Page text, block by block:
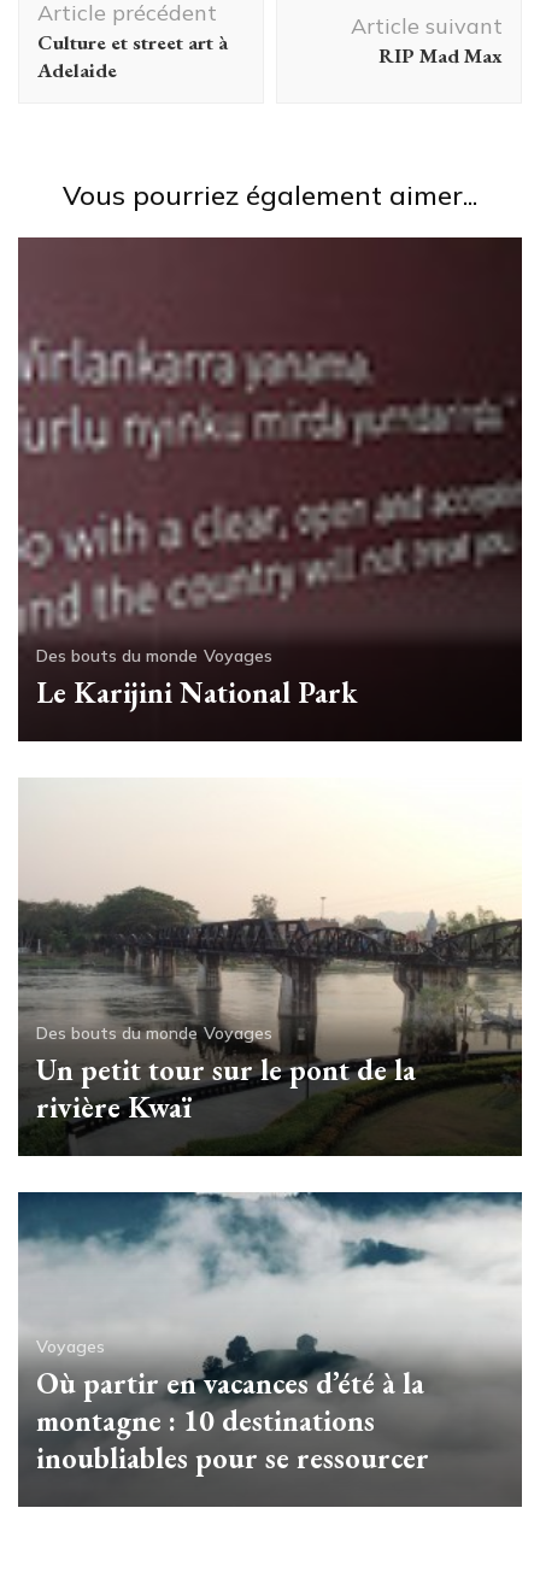
d'article
Article précédent
Culture et street art à
Adelaide
Article suivant
RIP Mad Max
Vous pourriez également aimer...
Des bouts du monde Voyages
Le Karijini National Park
Des bouts du monde Voyages
Un petit tour sur le pont de la
rivière Kwaï
Voyages
Où partir en vacances d’été à la
montagne : 10 destinations
inoubliables pour se ressourcer